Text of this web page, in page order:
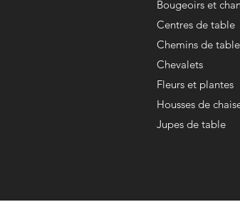
Bougeoirs et
Centres de table
Chemins de table
Chevalets
Fleurs et plantes
Housses de
Jupes de table